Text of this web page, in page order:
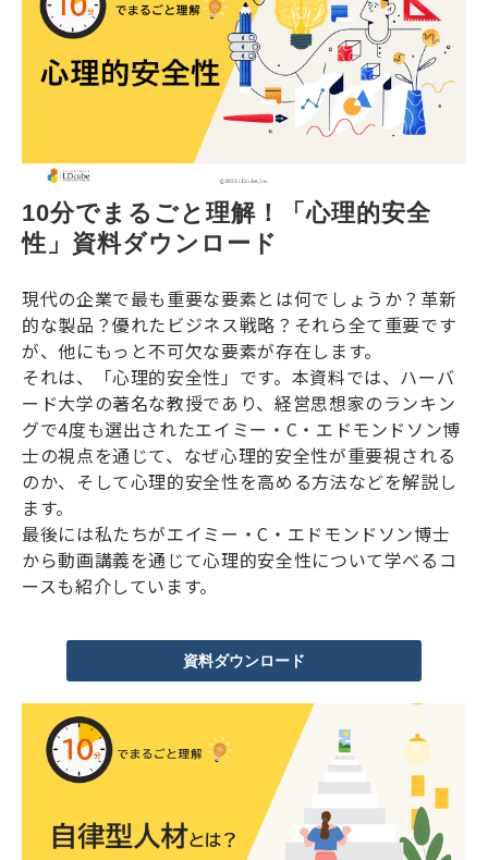
10分でまるごと理解！「心理的安全
性」資料ダウンロード
現代の企業で最も重要な要素とは何でしょうか？革新
的な製品？優れたビジネス戦略？それら全て重要です
が、他にもっと不可欠な要素が存在します。
それは、「心理的安全性」です。本資料では、ハーバ
ード大学の著名な教授であり、経営思想家のランキン
グで4度も選出されたエイミー・C・エドモンドソン博
士の視点を通じて、なぜ心理的安全性が重要視される
のか、そして心理的安全性を高める方法などを解説し
ます。
最後には私たちがエイミー・C・エドモンドソン博士
から動画講義を通じて心理的安全性について学べるコ
ースも紹介しています。
資料ダウンロード